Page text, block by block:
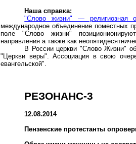
Наша справка:
"Слово жизни" — религиозная
международное объединение поместных
поле "Слово жизни" позиционионируют
направления а также как
В России церкви "Слово Жизни"
"Церкви веры". Ассоциация в свою
евангельской".
РЕЗОНАНС-3
12.08.2014
Пензенские протестанты